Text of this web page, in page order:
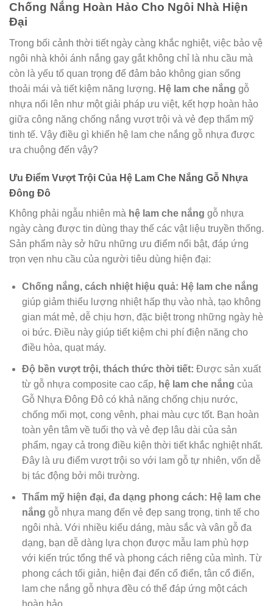
Chống Nắng Hoàn Hảo Cho Ngôi Nhà Hiện
Đại
Trong bối cảnh thời tiết ngày càng khắc nghiệt, việc bảo vệ
ngôi nhà khỏi ánh nắng gay gắt không chỉ là nhu cầu mà
còn là yếu tố quan trọng để đảm bảo không gian sống
thoải mái và tiết kiệm năng lượng. Hệ lam che nắng gỗ
nhựa nổi lên như một giải pháp ưu việt, kết hợp hoàn hảo
giữa công năng chống nắng vượt trội và vẻ đẹp thẩm mỹ
tinh tế. Vậy điều gì khiến hệ lam che nắng gỗ nhựa được
ưa chuộng đến vậy?
Ưu Điểm Vượt Trội Của Hệ Lam Che Nắng Gỗ Nhựa
Đông Đô
Không phải ngẫu nhiên mà hệ lam che nắng gỗ nhựa
ngày càng được tin dùng thay thế các vật liệu truyền thống.
Sản phẩm này sở hữu những ưu điểm nổi bật, đáp ứng
trọn vẹn nhu cầu của người tiêu dùng hiện đại:
Chống nắng, cách nhiệt hiệu quả: Hệ lam che nắng
giúp giảm thiểu lượng nhiệt hấp thụ vào nhà, tạo không
gian mát mẻ, dễ chịu hơn, đặc biệt trong những ngày hè
oi bức. Điều này giúp tiết kiệm chi phí điện năng cho
điều hòa, quạt máy.
Độ bền vượt trội, thách thức thời tiết: Được sản xuất
từ gỗ nhựa composite cao cấp, hệ lam che nắng của
Gỗ Nhựa Đông Đô có khả năng chống chịu nước,
chống mối mọt, cong vênh, phai màu cực tốt. Bạn hoàn
toàn yên tâm về tuổi thọ và vẻ đẹp lâu dài của sản
phẩm, ngay cả trong điều kiện thời tiết khắc nghiệt nhất.
Đây là ưu điểm vượt trội so với lam gỗ tự nhiên, vốn dễ
bị tác động bởi môi trường.
Thẩm mỹ hiện đại, đa dạng phong cách: Hệ lam che
nắng gỗ nhựa mang đến vẻ đẹp sang trọng, tinh tế cho
ngôi nhà. Với nhiều kiểu dáng, màu sắc và vân gỗ đa
dạng, bạn dễ dàng lựa chọn được mẫu lam phù hợp
với kiến trúc tổng thể và phong cách riêng của mình. Từ
phong cách tối giản, hiện đại đến cổ điển, tân cổ điển,
lam che nắng gỗ nhựa đều có thể đáp ứng một cách
hoàn hảo.